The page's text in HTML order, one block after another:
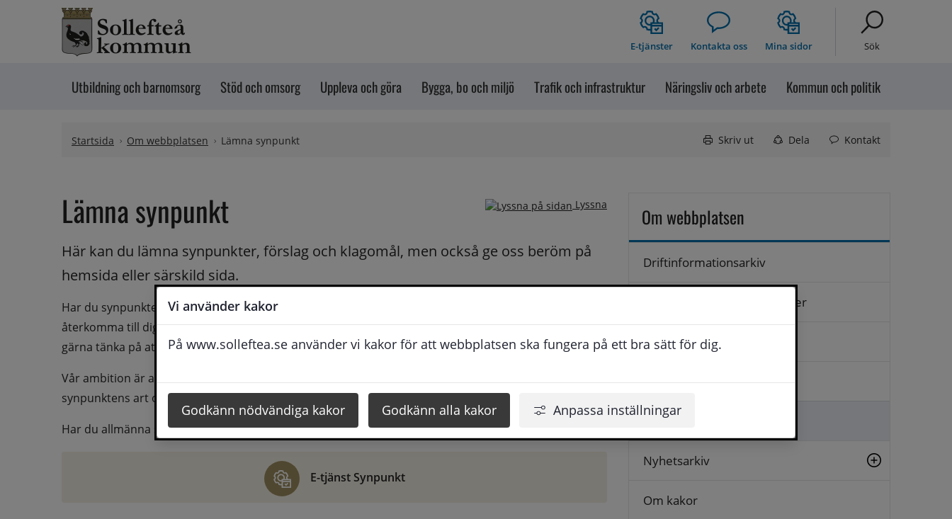
Vi använder kakor
På www.solleftea.se använder vi kakor för att webbplatsen ska fungera på ett bra sätt för dig.
Godkänn nödvändiga kakor Godkänn alla kakor Anpassa inställningar
Hoppa till innehåll
E-tjänster Kontakta oss Mina sidor Sök
Utbildning och barnomsorg Stöd och omsorg Uppleva och göra Bygga, bo och miljö Trafik och infrastruktur Näringsliv och arbete Kommun och politik
Startsida Om webbplatsen Lämna synpunkt Skriv ut Dela Kontakt
Lyssna
Lämna synpunkt
Här kan du lämna synpunkter, förslag och klagomål, men också ge oss beröm på
hemsida eller särskild sida.
Har du synpunkter på webbplatsen kan du skicka in dem via formuläret nedanför. Vill du att vi ska
återkomma till dig behöver du även fylla i dina kontaktuppgifter. När du skriver in din synpunkt får du
gärna tänka på att vara så tydlig som möjligt för att vi ska kunna hjälpa dig bättre.
Vår ambition är att besvara synpunkter så snart som möjligt, men svarstiden beror givetvis på
synpunktens art och omfång.
Har du allmänna synpunkter, klagomål eller beröm gör du det via e-tjänsten Synpunkt
E-tjänst Synpunkt
Om webbplatsen
Driftinformationsarkiv
Hantering av personuppgifter
Kontakta oss
Logga in
Lämna synpunkt
Nyhetsarkiv
Om kakor